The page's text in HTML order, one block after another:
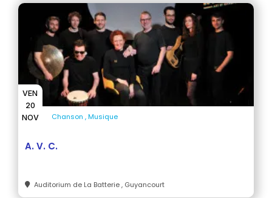
VEN
20
NOV
Chanson Musique
A. V. C.
Auditorium de La Batterie , Guyancourt